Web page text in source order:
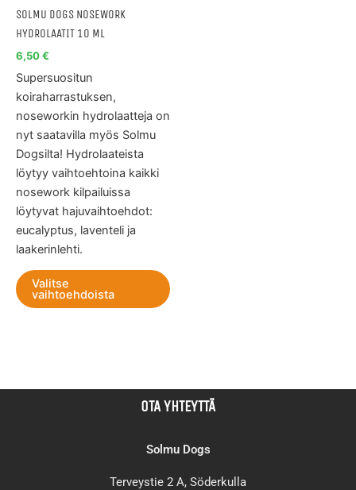
SOLMU DOGS NOSEWORK
HYDROLAATIT 10 ML
6,50€
Supersuositun
koiraharrastuksen,
noseworkin hydrolaatteja on
nyt saatavilla myös Solmu
Dogsilta! Hydrolaateista
löytyy vaihtoehtoina kaikki
nosework kilpailuissa
löytyvat hajuvaihtoehdot:
eucalyptus, laventeli ja
laakerinlehti.
Valitse
vaihtoehdoista
OTA YHTEYTTÄ
Solmu Dogs
Terveystie 2 A, Söderkulla